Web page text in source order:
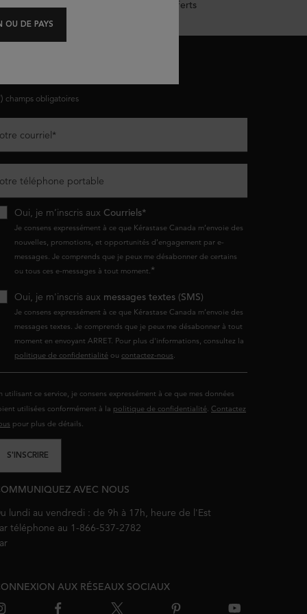
Échantillons offerts
champs obligatoires
courriel*
téléphone portable
Oui, je m’inscris aux Courriels*
Je consens expressément à ce que Kérastase Canada m’envoie des
nouvelles, promotions, et opportunités d’engagement par e-
messages. Je comprends que je peux me désabonner de certains
ou tous ces e-messages à tout moment.*
Oui, je m'inscris aux messages textes (SMS)
Je consens expressément à ce que Kérastase Canada m’envoie des
messages textes. Je comprends que je peux me désabonner à tout
moment en envoyant ARRET. Pour plus d'informations, consultez la
politique de confidentialité ou contactez-nous.
utilisant ce service, je consens expressément à ce que mes données
utilisées conformément à la politique de confidentialité. Contactez
pour plus de détails.
S'INSCRIRE
AVEC NOUS
lundi au vendredi : de 9h à 17h, heure de l'Est
téléphone au 1-866-537-2782
AUX RÉSEAUX SOCIAUX
OU DE PAYS